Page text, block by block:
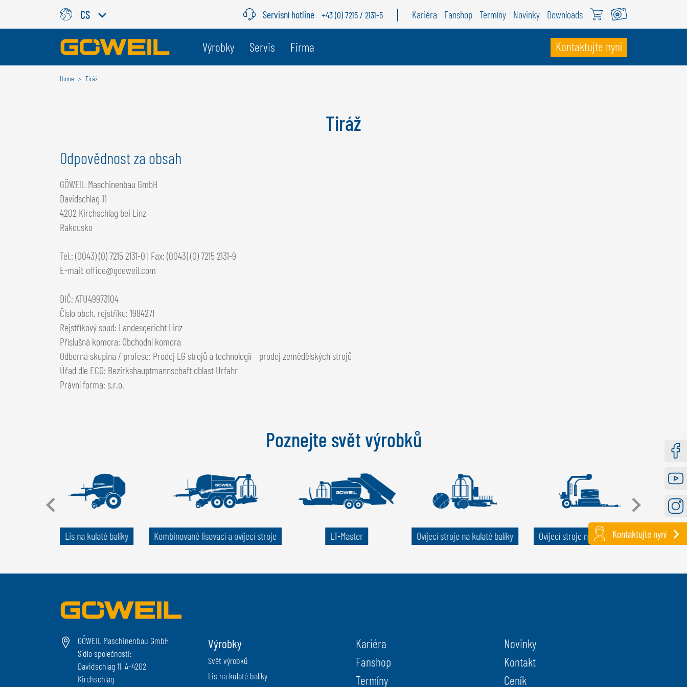
CS
Zvolte Váš jazyk / Vaši zemi
FRANÇAIS
ČESKÝ
Servisní hotline +43 (0) 7215 / 2131-5 Kariéra Fanshop Termíny Novinky Downloads
Výrobky Servis Firma Kontaktujte nyní
Home Tiráž
Tiráž
Odpovědnost za obsah
GÖWEIL Maschinenbau GmbH
Davidschlag 11
4202 Kirchschlag bei Linz
Rakousko
Tel.: (0043) (0) 7215 2131-0 | Fax: (0043) (0) 7215 2131-9
E-mail: office@goeweil.com
DIČ: ATU49973104
Číslo obch. rejstříku: 198427f
Rejstříkový soud: Landesgericht Linz
Příslušná komora: Obchodní komora
Odborná skupina / profese: Prodej LG strojů a technologií – prodej zemědělských strojů
Úřad dle ECG: Bezirkshauptmannschaft oblast Urfahr
Právní forma: s.r.o.
Poznejte svět výrobků
Lis na kulaté balíky Kombinované lisovací a ovíjecí stroje LT-Master Ovíjecí stroje na kulaté balíky Ovíjecí stroje na hranaté balíky
Kontaktujte nyní
GÖWEIL Maschinenbau GmbH
Sídlo společnosti:
Davidschlag 11, A-4202
Kirchschlag
Výrobky
Svět výrobků
Lis na kulaté balíky
Kariéra
Fanshop
Termíny
Novinky
Kontakt
Ceník